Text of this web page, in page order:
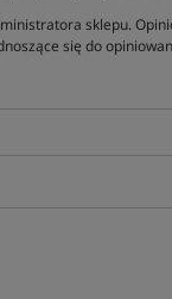
sklepu.
się do